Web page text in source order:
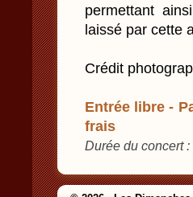
permettant
laissé par cette
Crédit
Entrée libre -
frais
Durée du concert